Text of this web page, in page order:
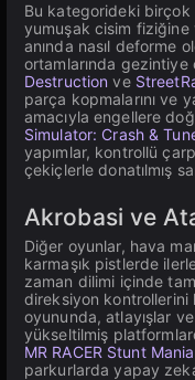
Bu kategorideki birçok
yumuşak cisim fiziğine
anında nasıl deforme
ortamlarında gezintiye
Destruction ve
parça kopmalarını ve
amacıyla engellere
Simulator: Crash &
yapımlar, kontrollü
çekiçlerle donatılmış
Akrobasi ve
Diğer oyunlar, hava
karmaşık pistlerde
zaman dilimi içinde
direksiyon kontrollerini
oyununda, atlayışlar
yükseltilmiş
MR RACER Stunt Mania
parkurlarda yapay